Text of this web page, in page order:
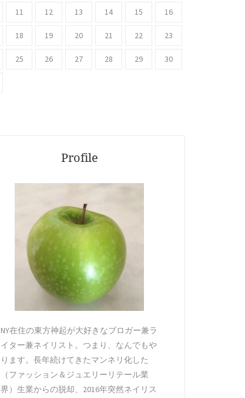
11 12 13 14 15 16
18 19 20 21 22 23
25 26 27 28 29 30
Profile
NY在住の東方神起が大好きなブロガー兼ラ
イター兼ネイリスト。つまり、なんでもや
ります。長年続けてきたマンネリ化した
（ファッション＆ジュエリーリテール業
界）生業からの脱却、2016年突然ネイリス